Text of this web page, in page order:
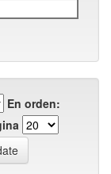
En orden: